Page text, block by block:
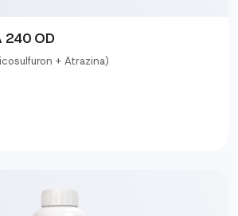
240 OD
+ Atrazina)